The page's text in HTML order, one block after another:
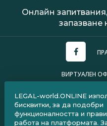
Онлайн
запазване
ВИРТУАЛЕН
ПОЛИТИКА
LEGAL-world.ONLINE
бисквитки, за да подобри
функционалността и
работа на платформата.